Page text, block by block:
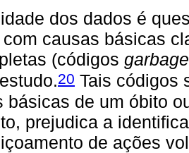
dos dados é
causas básicas
(códigos garbage
20 Tais códigos
básicas de um óbito
prejudica a
de ações